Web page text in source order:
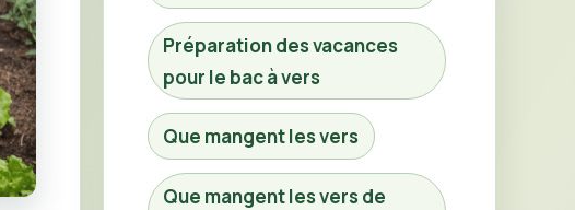
Préparation des vacances
pour le bac à vers
Que mangent les vers
Que mangent les vers de